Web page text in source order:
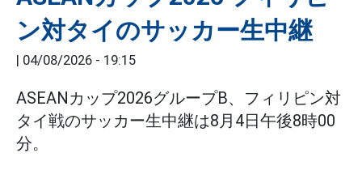
ン対タイのサッカー生中継
| 04/08/2026 - 19:15
ASEANカップ2026グループB、フィリピン対
タイ戦のサッカー生中継は8月4日午後8時00
分。